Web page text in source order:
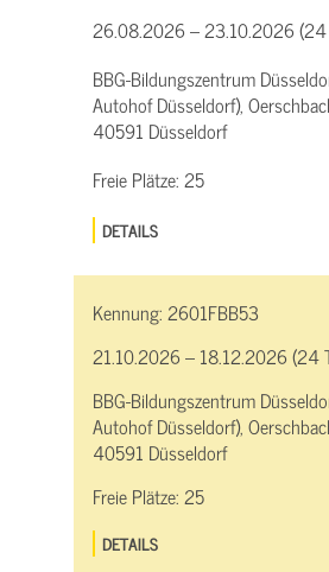
26.08.2026 – 23.10.2026 (24
BBG-Bildungszentrum
Autohof Düsseldorf),
40591 Düsseldorf
Freie Plätze:25
DETAILS
Kennung:2601FBB53
21.10.2026 – 18.12.2026 (24
BBG-Bildungszentrum
Autohof Düsseldorf),
40591 Düsseldorf
Freie Plätze:25
DETAILS